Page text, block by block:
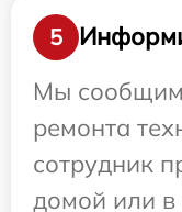
5
Мы
ремонта
сотрудник
домой или